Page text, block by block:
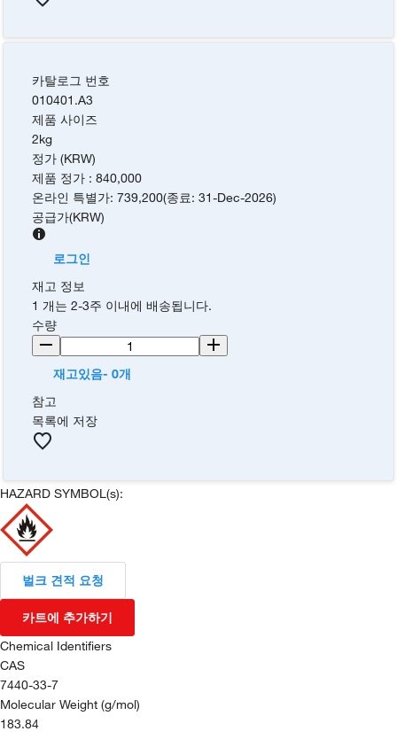
카탈로그 번호
010401.A3
제품 사이즈
2kg
정가 (KRW)
제품 정가 :840,000
온라인 특별가:739,200(종료:31-Dec-2026)
공급가(KRW)
로그인
재고 정보
1 개는 2-3주 이내에 배송됩니다.
수량
재고있음- 0개
참고
목록에 저장
HAZARD SYMBOL(s):
벌크 견적 요청
카트에 추가하기
Chemical Identifiers
CAS
7440-33-7
Molecular Weight (g/mol)
183.84